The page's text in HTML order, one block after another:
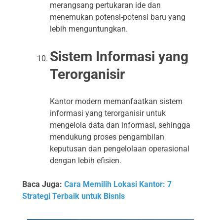
merangsang pertukaran ide dan
menemukan potensi-potensi baru yang
lebih menguntungkan.
Sistem Informasi yang
Terorganisir
Kantor modern memanfaatkan sistem
informasi yang terorganisir untuk
mengelola data dan informasi, sehingga
mendukung proses pengambilan
keputusan dan pengelolaan operasional
dengan lebih efisien.
Baca Juga: Cara Memilih Lokasi Kantor: 7
Strategi Terbaik untuk Bisnis